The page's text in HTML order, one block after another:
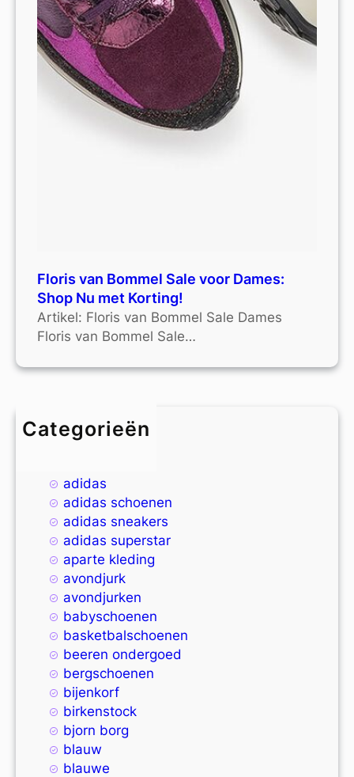
Floris van Bommel Sale voor Dames:
Shop Nu met Korting!
Artikel: Floris van Bommel Sale Dames
Floris van Bommel Sale…
Categorieën
4xl
adidas
adidas schoenen
adidas sneakers
adidas superstar
aparte kleding
avondjurk
avondjurken
babyschoenen
basketbalschoenen
beeren ondergoed
bergschoenen
bijenkorf
birkenstock
bjorn borg
blauw
blauwe